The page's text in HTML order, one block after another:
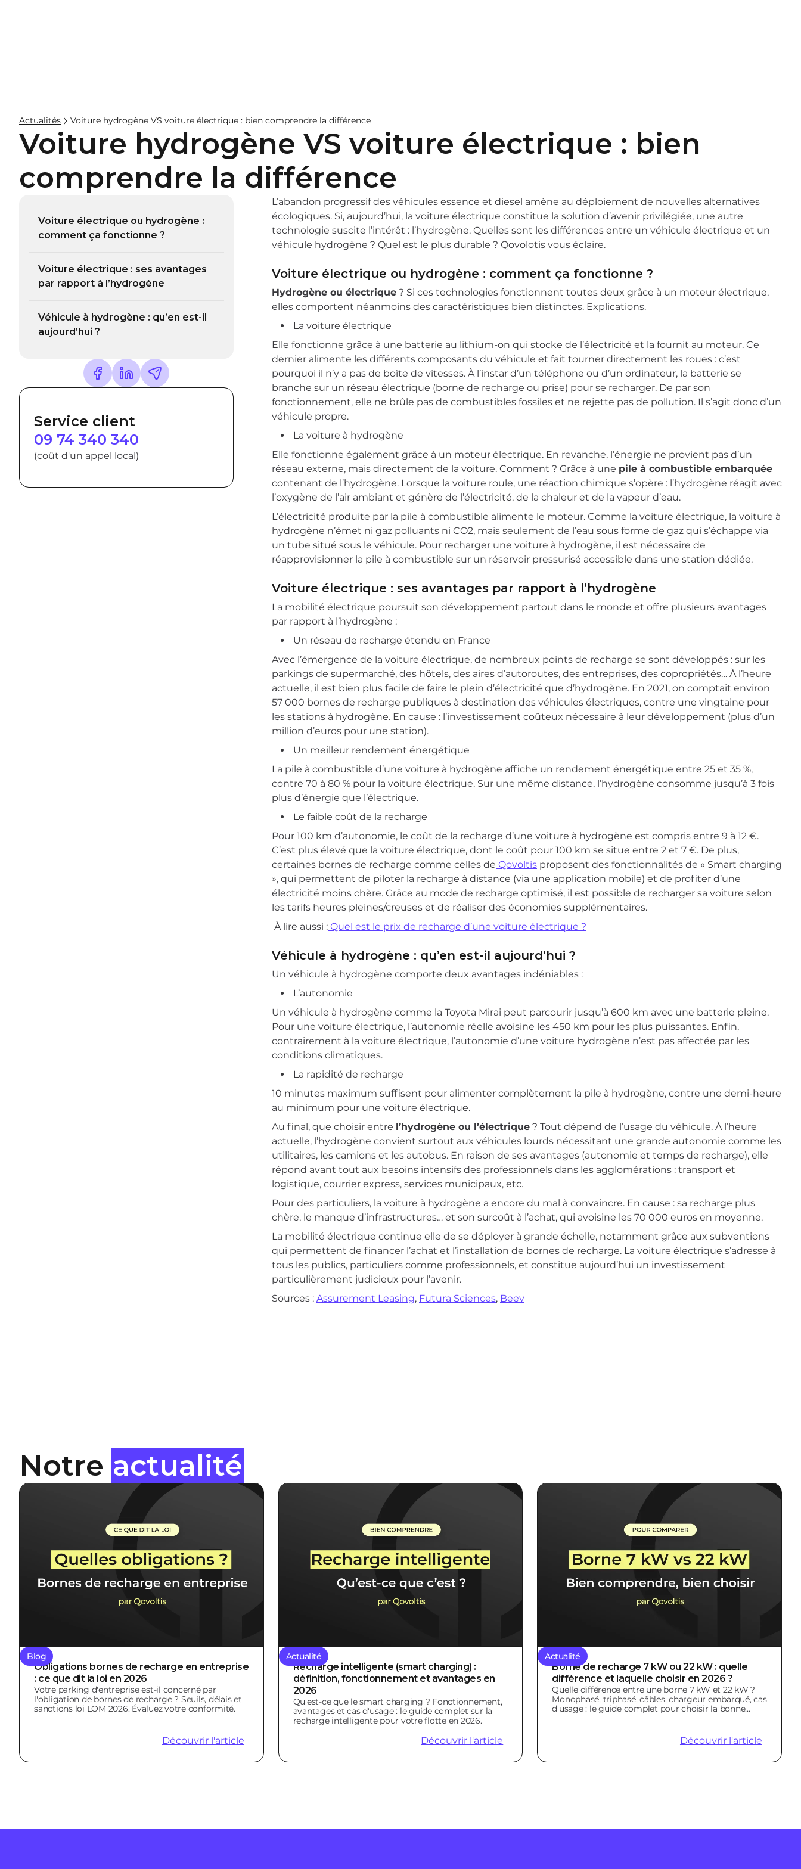
Actualités Voiture hydrogène VS voiture électrique : bien comprendre la différence
Voiture hydrogène VS voiture électrique : bien
comprendre la différence
Voiture électrique ou hydrogène :
comment ça fonctionne ?
Voiture électrique : ses avantages
par rapport à l’hydrogène
Véhicule à hydrogène : qu’en est-il
aujourd’hui ?
Service client
09 74 340 340
(coût d'un appel local)
L’abandon progressif des véhicules essence et diesel amène au déploiement de nouvelles alternatives
écologiques. Si, aujourd’hui, la voiture électrique constitue la solution d’avenir privilégiée, une autre
technologie suscite l’intérêt : l’hydrogène. Quelles sont les différences entre un véhicule électrique et un
véhicule hydrogène ? Quel est le plus durable ? Qovolotis vous éclaire.
Voiture électrique ou hydrogène : comment ça fonctionne ?
Hydrogène ou électrique ? Si ces technologies fonctionnent toutes deux grâce à un moteur électrique,
elles comportent néanmoins des caractéristiques bien distinctes. Explications.
La voiture électrique
Elle fonctionne grâce à une batterie au lithium-on qui stocke de l’électricité et la fournit au moteur. Ce
dernier alimente les différents composants du véhicule et fait tourner directement les roues : c’est
pourquoi il n’y a pas de boîte de vitesses. À l’instar d’un téléphone ou d’un ordinateur, la batterie se
branche sur un réseau électrique (borne de recharge ou prise) pour se recharger. De par son
fonctionnement, elle ne brûle pas de combustibles fossiles et ne rejette pas de pollution. Il s’agit donc d’un
véhicule propre.
La voiture à hydrogène
Elle fonctionne également grâce à un moteur électrique. En revanche, l’énergie ne provient pas d’un
réseau externe, mais directement de la voiture. Comment ? Grâce à une pile à combustible embarquée
contenant de l’hydrogène. Lorsque la voiture roule, une réaction chimique s’opère : l’hydrogène réagit avec
l’oxygène de l’air ambiant et génère de l’électricité, de la chaleur et de la vapeur d’eau.
L’électricité produite par la pile à combustible alimente le moteur. Comme la voiture électrique, la voiture à
hydrogène n’émet ni gaz polluants ni CO2, mais seulement de l’eau sous forme de gaz qui s’échappe via
un tube situé sous le véhicule. Pour recharger une voiture à hydrogène, il est nécessaire de
réapprovisionner la pile à combustible sur un réservoir pressurisé accessible dans une station dédiée.
Voiture électrique : ses avantages par rapport à l’hydrogène
La mobilité électrique poursuit son développement partout dans le monde et offre plusieurs avantages
par rapport à l’hydrogène :
Un réseau de recharge étendu en France
Avec l’émergence de la voiture électrique, de nombreux points de recharge se sont développés : sur les
parkings de supermarché, des hôtels, des aires d’autoroutes, des entreprises, des copropriétés… À l’heure
actuelle, il est bien plus facile de faire le plein d’électricité que d’hydrogène. En 2021, on comptait environ
57 000 bornes de recharge publiques à destination des véhicules électriques, contre une vingtaine pour
les stations à hydrogène. En cause : l’investissement coûteux nécessaire à leur développement (plus d’un
million d’euros pour une station).
Un meilleur rendement énergétique
La pile à combustible d’une voiture à hydrogène affiche un rendement énergétique entre 25 et 35 %,
contre 70 à 80 % pour la voiture électrique. Sur une même distance, l’hydrogène consomme jusqu’à 3 fois
plus d’énergie que l’électrique.
Le faible coût de la recharge
Pour 100 km d’autonomie, le coût de la recharge d’une voiture à hydrogène est compris entre 9 à 12 €.
C’est plus élevé que la voiture électrique, dont le coût pour 100 km se situe entre 2 et 7 €. De plus,
certaines bornes de recharge comme celles de Qovoltis proposent des fonctionnalités de « Smart charging
», qui permettent de piloter la recharge à distance (via une application mobile) et de profiter d’une
électricité moins chère. Grâce au mode de recharge optimisé, il est possible de recharger sa voiture selon
les tarifs heures pleines/creuses et de réaliser des économies supplémentaires.
À lire aussi : Quel est le prix de recharge d’une voiture électrique ?
Véhicule à hydrogène : qu’en est-il aujourd’hui ?
Un véhicule à hydrogène comporte deux avantages indéniables :
L’autonomie
Un véhicule à hydrogène comme la Toyota Mirai peut parcourir jusqu’à 600 km avec une batterie pleine.
Pour une voiture électrique, l’autonomie réelle avoisine les 450 km pour les plus puissantes. Enfin,
contrairement à la voiture électrique, l’autonomie d’une voiture hydrogène n’est pas affectée par les
conditions climatiques.
La rapidité de recharge
10 minutes maximum suffisent pour alimenter complètement la pile à hydrogène, contre une demi-heure
au minimum pour une voiture électrique.
Au final, que choisir entre l’hydrogène ou l’électrique ? Tout dépend de l’usage du véhicule. À l’heure
actuelle, l’hydrogène convient surtout aux véhicules lourds nécessitant une grande autonomie comme les
utilitaires, les camions et les autobus. En raison de ses avantages (autonomie et temps de recharge), elle
répond avant tout aux besoins intensifs des professionnels dans les agglomérations : transport et
logistique, courrier express, services municipaux, etc.
Pour des particuliers, la voiture à hydrogène a encore du mal à convaincre. En cause : sa recharge plus
chère, le manque d’infrastructures… et son surcoût à l’achat, qui avoisine les 70 000 euros en moyenne.
La mobilité électrique continue elle de se déployer à grande échelle, notamment grâce aux subventions
qui permettent de financer l’achat et l’installation de bornes de recharge. La voiture électrique s’adresse à
tous les publics, particuliers comme professionnels, et constitue aujourd’hui un investissement
particulièrement judicieux pour l’avenir.
Sources : Assurement Leasing, Futura Sciences, Beev
Notre actualité
Blog
Obligations bornes de recharge en entreprise
: ce que dit la loi en 2026
Votre parking d'entreprise est-il concerné par
l'obligation de bornes de recharge ? Seuils, délais et
sanctions loi LOM 2026. Évaluez votre conformité.
Découvrir l'article
Actualité
Recharge intelligente (smart charging) :
définition, fonctionnement et avantages en
2026
Qu'est-ce que le smart charging ? Fonctionnement,
avantages et cas d'usage : le guide complet sur la
recharge intelligente pour votre flotte en 2026.
Découvrir l'article
Actualité
Borne de recharge 7 kW ou 22 kW : quelle
différence et laquelle choisir en 2026 ?
Quelle différence entre une borne 7 kW et 22 kW ?
Monophasé, triphasé, câbles, chargeur embarqué, cas
d'usage : le guide complet pour choisir la bonne
Découvrir l'article